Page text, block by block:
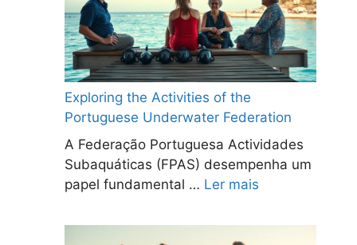
Exploring the Activities of the
Portuguese Underwater Federation
A Federação Portuguesa Actividades
Subaquáticas (FPAS) desempenha um
papel fundamental … Ler mais